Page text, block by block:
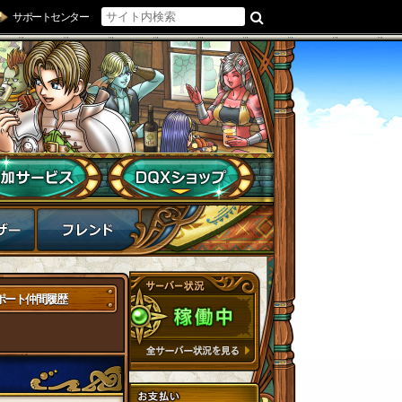
サポートセンター
ート仲間履歴